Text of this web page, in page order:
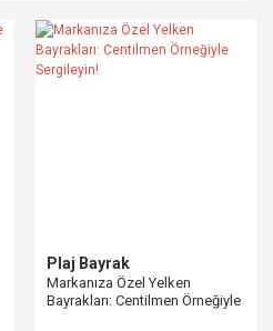
Plaj Bayrak
Markanıza Özel Yelken
Bayrakları: Centilmen Örneğiyle